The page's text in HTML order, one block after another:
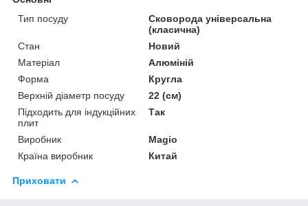
Тип посуду
Сковорода універсальна
(класична)
Стан
Новий
Матеріал
Алюміній
Форма
Кругла
Верхній діаметр посуду
22 (см)
Підходить для індукційних
плит
Так
Виробник
Magio
Країна виробник
Китай
Приховати